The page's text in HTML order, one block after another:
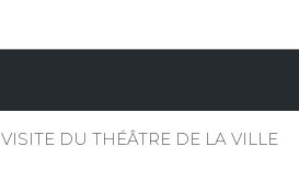
VISITE DU THÉÂTRE DE LA VILLE